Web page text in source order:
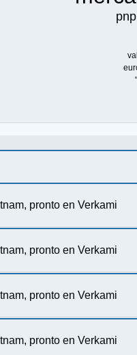
pnp
pronto en Verkami
pronto en Verkami
pronto en Verkami
pronto en Verkami